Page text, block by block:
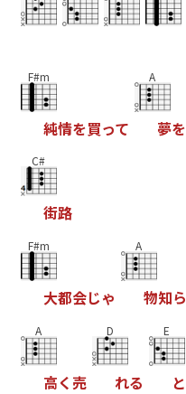
F#m
純情を買って
A
夢を
C#
街路
F#m
大都会じゃ
A
物知ら
A
高く 売
D
れる
E
と